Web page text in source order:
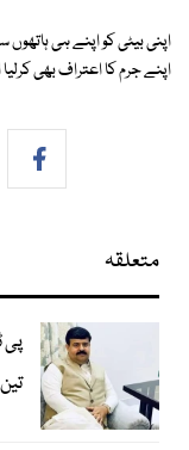
اپنی بیٹی کو اپنے ہی
اپنے جرم کا اعتراف بھی
متعلقہ
پی